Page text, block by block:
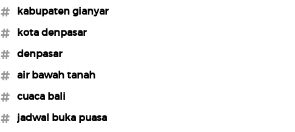
#kabupaten gianyar
#kota denpasar
#denpasar
#air bawah tanah
#cuaca bali
#jadwal buka puasa